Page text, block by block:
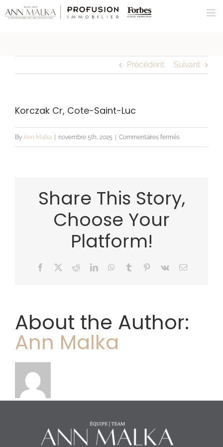
Skip
Précédent Suivant
Korczak Cr, Cote-Saint-Luc
By Ann Malka novembre 5th, 2025 Commentaires ferméssur
Luc
Share This Story,
Choose Your
Platform!
Facebook RedditLinkedInWhatsApp
Tumblr Pinterest
Vk Email
About the Author:
Ann Malka